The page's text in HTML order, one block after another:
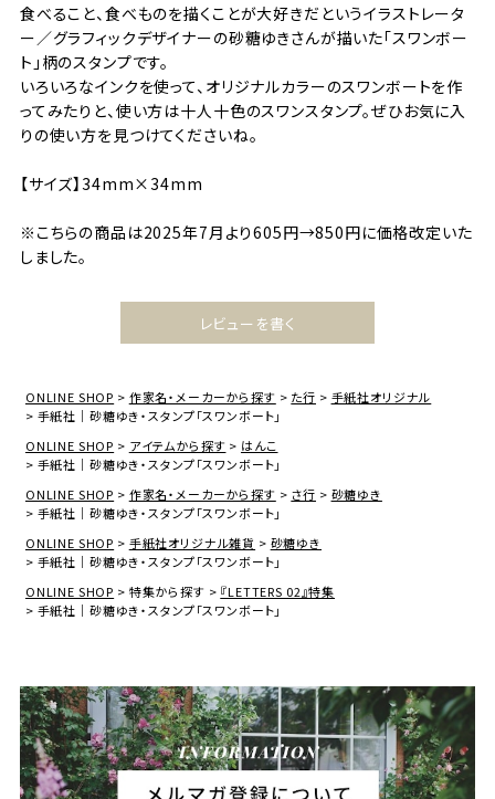
食べること、食べものを描くことが大好きだというイラストレータ
ー／グラフィックデザイナーの砂糖ゆきさんが描いた「スワンボー
ト」柄のスタンプです。
いろいろなインクを使って、オリジナルカラーのスワンボートを作
ってみたりと、使い方は十人十色のスワンスタンプ。ぜひお気に入
りの使い方を見つけてくださいね。
【サイズ】34mm×34mm
※こちらの商品は2025年7月より605円→850円に価格改定いた
しました。
レビューを書く
ONLINE SHOP 作家名・メーカーから探す た行
手紙社オリジナル
手紙社｜砂糖ゆき・スタンプ「スワンボート」
ONLINE SHOP
アイテムから探す
はんこ
手紙社｜砂糖ゆき・スタンプ「スワンボート」
ONLINE SHOP
作家名・メーカーから探す さ行
砂糖ゆき
手紙社｜砂糖ゆき・スタンプ「スワンボート」
ONLINE SHOP
手紙社オリジナル雑貨
砂糖ゆき
手紙社｜砂糖ゆき・スタンプ「スワンボート」
ONLINE SHOP
特集から探す
『LETTERS 02』特集
手紙社｜砂糖ゆき・スタンプ「スワンボート」